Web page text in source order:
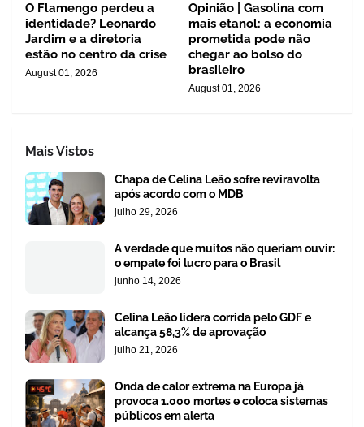
O Flamengo perdeu a
identidade? Leonardo
Jardim e a diretoria
estão no centro da crise
August 01, 2026
Opinião | Gasolina com
mais etanol: a economia
prometida pode não
chegar ao bolso do
brasileiro
August 01, 2026
Mais Vistos
Chapa de Celina Leão sofre reviravolta
após acordo com o MDB
julho 29, 2026
A verdade que muitos não queriam ouvir:
o empate foi lucro para o Brasil
junho 14, 2026
Celina Leão lidera corrida pelo GDF e
alcança 58,3% de aprovação
julho 21, 2026
Onda de calor extrema na Europa já
provoca 1.000 mortes e coloca sistemas
públicos em alerta